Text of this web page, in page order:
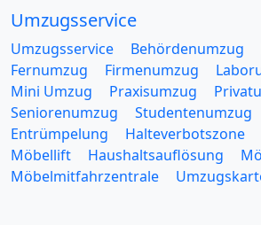
Umzugsservice
Umzugsservice Behördenumzug
Fernumzug
Firmenumzug
Mini Umzug
Praxisumzug
Seniorenumzug
Studentenumzug
Entrümpelung
Halteverbotszone
Möbellift
Haushaltsauflösung
Möbelmitfahrzentrale